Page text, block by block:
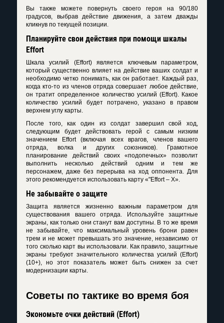
Вы также можете повернуть своего героя на 90/180
градусов, выбрав действие движения, а затем дважды
кликнув по текущей позиции.
Планируйте свои действия при помощи шкалы
Effort
Шкала усилий (Effort) является ключевым параметром,
который существенно влияет на действие ваших солдат и
необходимо четко понимать, как он работает. Каждый раз,
когда кто-то из членов отряда совершает любое действие,
он тратит определенное количество усилий (Effort). Какое
количество усилий будет потрачено, указано в правом
верхнем углу карты.
После того, как один из солдат завершил свой ход,
следующим будет действовать герой с самым низким
значением Effort (включая всех врагов, членов вашего
отряда, волка и других союзников). Грамотное
планирование действий своих «подопечных» позволит
выполнить несколько действий одним и тем же
персонажем, даже без перерыва на ход оппонента. Для
этого рекомендуется использовать карту «"Effort – X».
Не забывайте о защите
Защита является жизненно важным параметром для
существования вашего отряда. Используйте защитные
экраны, как только они станут вам доступны. В то же время
не забывайте, что максимальный уровень брони равен
трем и не может превышать это значение, независимо от
того сколько карт вы использовали. Как правило, защитные
экраны требуют значительного количества усилий (Effort)
(10+), но этот показатель может быть снижен за счет
модернизации карты.
Советы по тактике во время боя
Экономьте очки действий (Effort)